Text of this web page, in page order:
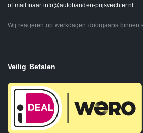
of mail naar info@autobanden-prijsvechter.nl
Wij reageren op werkdagen doorgaans binnen
Veilig Betalen